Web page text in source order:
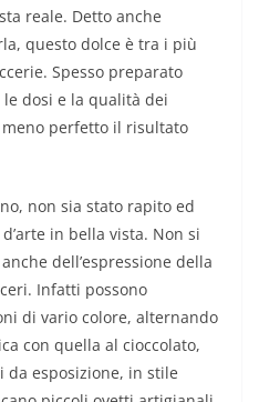
reale. Detto anche
questo dolce è tra i più
Spesso preparato
dosi e la qualità dei
perfetto il risultato
non sia stato rapito ed
in bella vista. Non si
dell’espressione della
Infatti possono
di vario colore, alternando
con quella al cioccolato,
esposizione, in stile